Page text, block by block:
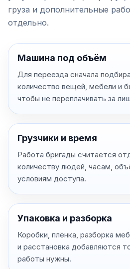
груза и дополнительные
отдельно.
Машина под объём
Для переезда сначала
количество вещей, мебели и
чтобы не переплачивать за
Грузчики и время
Работа бригады считается
количеству людей, часам,
условиям доступа.
Упаковка и разборка
Коробки, плёнка, разборка
и расстановка добавляются
работы нужны.